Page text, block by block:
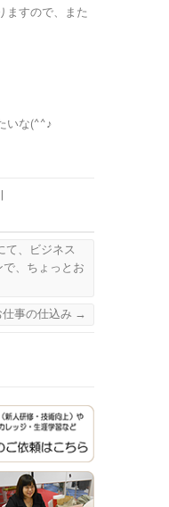
ますので、また
いな(^^♪
て、ビジネス
、ちょっとお
事の仕込み →